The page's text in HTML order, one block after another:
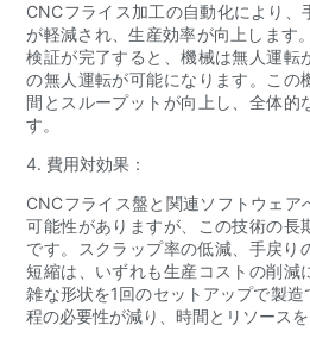
CNCフライス加工の自動化により、
が軽減され、生産効率が向上します
検証が完了すると、機械は無人運転
の無人運転が可能になります。この
間とスループットが向上し、全体的
す。
4. 費用対効果：
CNCフライス盤と関連ソフトウェア
可能性がありますが、この技術の長
です。スクラップ率の低減、手戻り
短縮は、いずれも生産コストの削減
雑な形状を1回のセットアップで製
程の必要性が減り、時間とリソースを